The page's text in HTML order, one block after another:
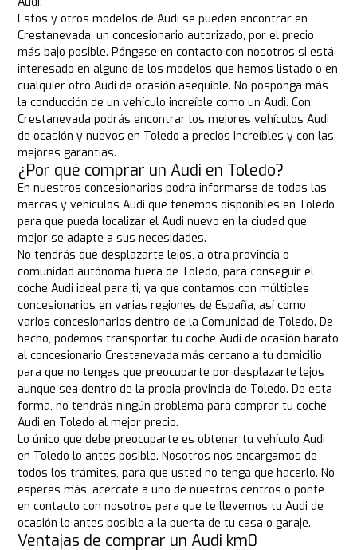
Estos y otros modelos de Audi se pueden encontrar en
Crestanevada, un concesionario autorizado, por el precio
más bajo posible. Póngase en contacto con nosotros si está
interesado en alguno de los modelos que hemos listado o en
cualquier otro Audi de ocasión asequible. No posponga más
la conducción de un vehículo increíble como un Audi. Con
Crestanevada podrás encontrar los mejores vehículos Audi
de ocasión y nuevos en Toledo a precios increíbles y con las
mejores garantías.
¿Por qué comprar un Audi en Toledo?
En nuestros concesionarios podrá informarse de todas las
marcas y vehículos Audi que tenemos disponibles en Toledo
para que pueda localizar el Audi nuevo en la ciudad que
mejor se adapte a sus necesidades.
No tendrás que desplazarte lejos, a otra provincia o
comunidad autónoma fuera de Toledo, para conseguir el
coche Audi ideal para ti, ya que contamos con múltiples
concesionarios en varias regiones de España, así como
varios concesionarios dentro de la Comunidad de Toledo. De
hecho, podemos transportar tu coche Audi de ocasión barato
al concesionario Crestanevada más cercano a tu domicilio
para que no tengas que preocuparte por desplazarte lejos
aunque sea dentro de la propia provincia de Toledo. De esta
forma, no tendrás ningún problema para comprar tu coche
Audi en Toledo al mejor precio.
Lo único que debe preocuparte es obtener tu vehículo Audi
en Toledo lo antes posible. Nosotros nos encargamos de
todos los trámites, para que usted no tenga que hacerlo. No
esperes más, acércate a uno de nuestros centros o ponte
en contacto con nosotros para que te llevemos tu Audi de
ocasión lo antes posible a la puerta de tu casa o garaje.
Ventajas de comprar un Audi km0